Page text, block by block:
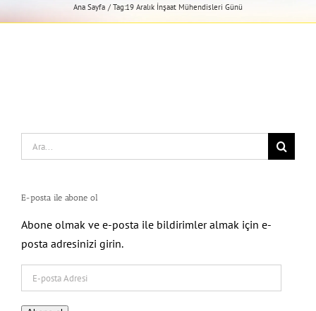
Ana Sayfa Tag:19 Aralık İnşaat Mühendisleri Günü
Search
for:
E-posta ile abone ol
Abone olmak ve e-posta ile bildirimler almak için e-
posta adresinizi girin.
posta